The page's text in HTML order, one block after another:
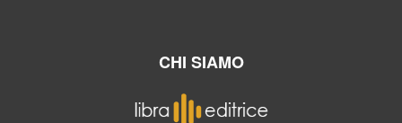
CHI SIAMO